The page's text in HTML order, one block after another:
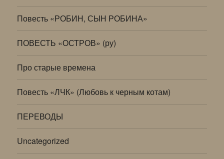
Повесть «РОБИН, СЫН РОБИНА»
ПОВЕСТЬ «ОСТРОВ» (ру)
Про старые времена
Повесть «ЛЧК» (Любовь к черным котам)
ПЕРЕВОДЫ
Uncategorized